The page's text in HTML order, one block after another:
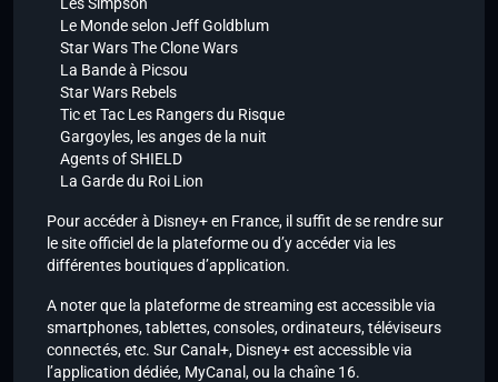
Le Monde selon Jeff Goldblum
Star Wars The Clone Wars
La Bande à Picsou
Star Wars Rebels
Tic et Tac Les Rangers du Risque
Gargoyles, les anges de la nuit
Agents of SHIELD
La Garde du Roi Lion
Pour accéder à Disney+ en France, il suffit de se rendre sur
le site officiel de la plateforme ou d’y accéder via les
différentes boutiques d’application.
A noter que la plateforme de streaming est accessible via
smartphones, tablettes, consoles, ordinateurs, téléviseurs
connectés, etc. Sur Canal+, Disney+ est accessible via
l’application dédiée, MyCanal, ou la chaîne 16.